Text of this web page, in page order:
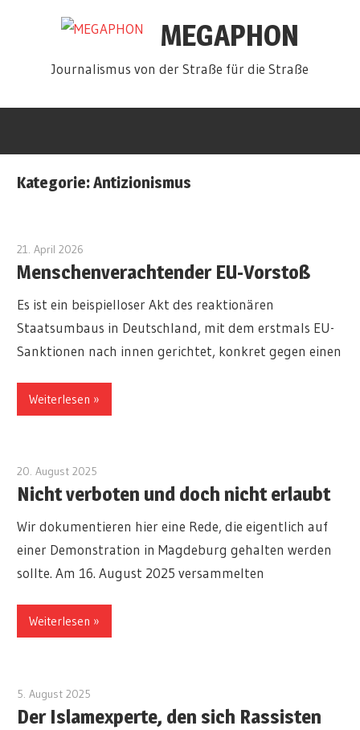
MEGAPHON
Journalismus von der Straße für die Straße
Kategorie:Antizionismus
21. April 2026
Menschenverachtender EU-Vorstoß
Es ist ein beispielloser Akt des reaktionären
Staatsumbaus in Deutschland, mit dem erstmals EU-
Sanktionen nach innen gerichtet, konkret gegen einen
Weiterlesen
20. August 2025
Nicht verboten und doch nicht erlaubt
Wir dokumentieren hier eine Rede, die eigentlich auf
einer Demonstration in Magdeburg gehalten werden
sollte. Am 16. August 2025 versammelten
Weiterlesen
5. August 2025
Der Islamexperte, den sich Rassisten